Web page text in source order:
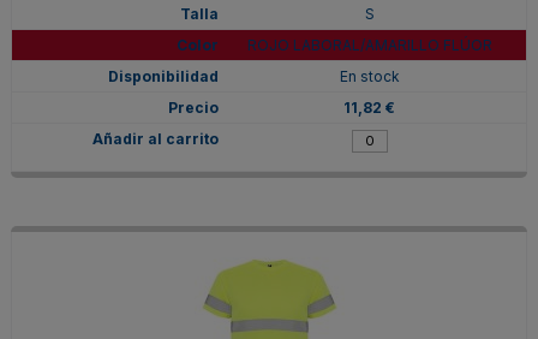
S
ROJO LABORAL/AMARILLO FLÚOR
En stock
11,82 €